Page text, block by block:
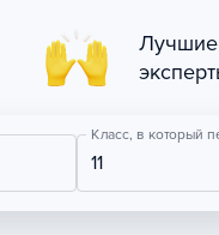
Лучшие
Класс, в который
11